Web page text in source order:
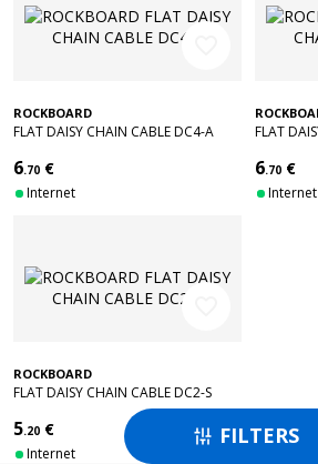
 FILTERS
ROCKBOARD
FLAT DAISY CHAIN CABLE DC4-A
6.70 €
Internet
FLAT
6.70 €
Internet
ROCKBOARD
FLAT DAISY CHAIN CABLE DC2-S
5.20 €
Internet